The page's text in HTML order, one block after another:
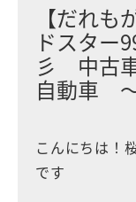
【だれ
ドスター
彡 中古
自動車
こんにちは！
です